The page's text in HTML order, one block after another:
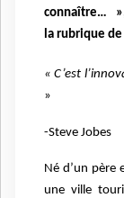
connaître…
la rubrique
« C’est
»
-Steve Jobes
Né d’un père
une ville